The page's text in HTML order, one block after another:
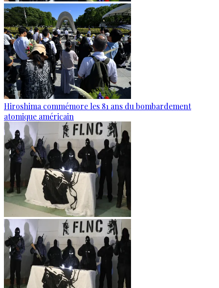
Hiroshima commémore les 81 ans du bombardement
atomique américain